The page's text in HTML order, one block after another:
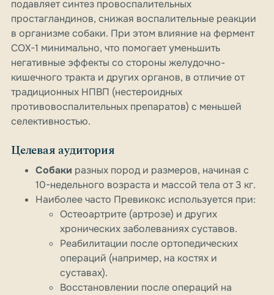
подавляет синтез провоспалительных
простагландинов, снижая воспалительные реакции
в организме собаки. При этом влияние на фермент
COX-1 минимально, что помогает уменьшить
негативные эффекты со стороны желудочно-
кишечного тракта и других органов, в отличие от
традиционных НПВП (нестероидных
противовоспалительных препаратов) с меньшей
селективностью.
Целевая аудитория
Собаки разных пород и размеров, начиная с
10-недельного возраста и массой тела от 3 кг.
Наиболее часто Превикокс используется при:
Остеоартрите (артрозе) и других
хронических заболеваниях суставов.
Реабилитации после ортопедических
операций (например, на костях и
суставах).
Восстановлении после операций на